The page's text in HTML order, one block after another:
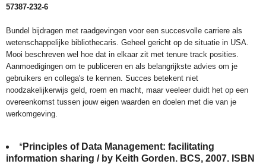
57387-232-6
Bundel bijdragen met raadgevingen voor een succesvolle carriere als
wetenschappelijke bibliothecaris. Geheel gericht op de situatie in USA.
Mooi beschreven wel hoe dat in elkaar zit met tenure track posities.
Aanmoedigingen om te publiceren en als belangrijkste advies om je
gebruikers en collega's te kennen. Succes betekent niet
noodzakelijkerwijs geld, roem en macht, maar veeleer duidt het op een
overeenkomst tussen jouw eigen waarden en doelen met die van je
werkomgeving.
*Principles of Data Management: facilitating
information sharing / by Keith Gorden. BCS, 2007. ISBN